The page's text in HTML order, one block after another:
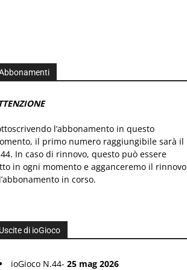
l’abbonamento in questo
il primo numero raggiungibile sarà il
In caso di rinnovo, questo può essere
in ogni momento e agganceremo il rinnovo
in corso.
Uscite di ioGioco
ioGioco N.44- 25 mag 2026